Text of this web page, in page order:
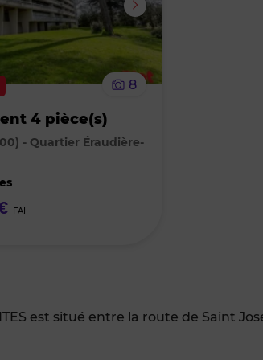
supprimer
des
8
4 pièce(s)
- Quartier Éraudière-
FAI
est situé entre la route de Saint